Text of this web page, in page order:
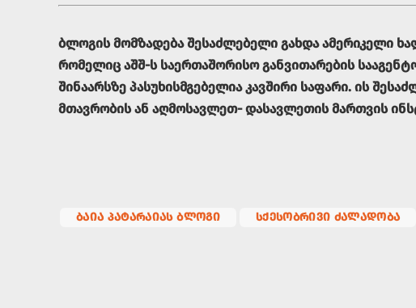
ბლოგის მომზადება შესაძლებელი გახდა ამერიკელი
რომელიც აშშ-ს საერთაშორისო განვითარების
შინაარსზე პასუხისმგებელია კავშირი საფარი. ის
მთავრობის ან აღმოსავლეთ- დასავლეთის მართვის
ᲑᲐᲘᲐ ᲞᲐᲢᲐᲠᲐᲘᲐᲡ ᲑᲚᲝᲒᲘ ᲡᲥᲔᲡᲝᲑᲠᲘᲕᲘ ᲫᲐᲚᲐᲓᲝᲑᲐ